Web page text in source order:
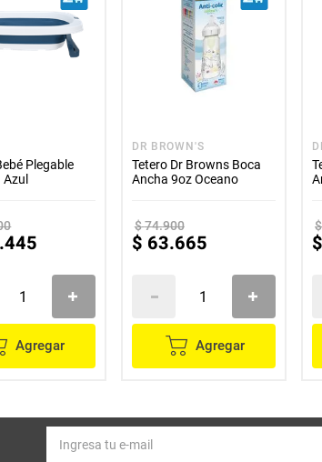
Plegable
.445
Agregar
DR BROWN'S
Tetero Dr Browns Boca
Ancha 9oz Oceano
$74.900
$ 63.665
Agregar
$
$